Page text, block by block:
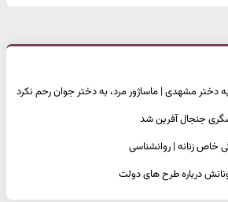
مشهدی | ماساژور مرد، به دختر جوان رحم نکرد
جنجال آفرین شد
خاص زنانه | روانشناسی
درباره طرح های دولت